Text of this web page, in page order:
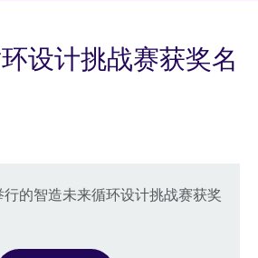
设计挑战赛获奖名
的智造未来循环设计挑战赛获奖